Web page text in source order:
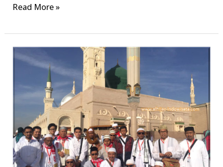
Read More »
Paket
Umroh
Desember
Terlengkap
Termurah